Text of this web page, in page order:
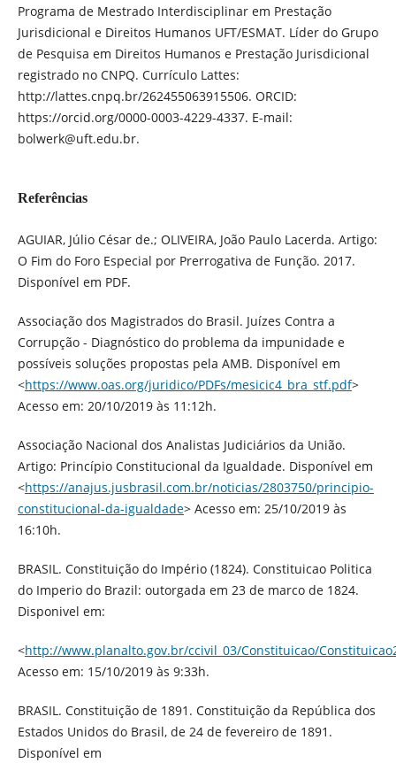
Programa de Mestrado Interdisciplinar em Prestação
Jurisdicional e Direitos Humanos UFT/ESMAT. Líder do Grupo
de Pesquisa em Direitos Humanos e Prestação Jurisdicional
registrado no CNPQ. Currículo Lattes:
http://lattes.cnpq.br/262455063915506. ORCID:
https://orcid.org/0000-0003-4229-4337. E-mail:
bolwerk@uft.edu.br.
Referências
AGUIAR, Júlio César de.; OLIVEIRA, João Paulo Lacerda. Artigo:
O Fim do Foro Especial por Prerrogativa de Função. 2017.
Disponível em PDF.
Associação dos Magistrados do Brasil. Juízes Contra a
Corrupção - Diagnóstico do problema da impunidade e
possíveis soluções propostas pela AMB. Disponível em
<https://www.oas.org/juridico/PDFs/mesicic4_bra_stf.pdf>
Acesso em: 20/10/2019 às 11:12h.
Associação Nacional dos Analistas Judiciários da União.
Artigo: Princípio Constitucional da Igualdade. Disponível em
<https://anajus.jusbrasil.com.br/noticias/2803750/principio-
constitucional-da-igualdade> Acesso em: 25/10/2019 às
16:10h.
BRASIL. Constituição do Império (1824). Constituicao Politica
do Imperio do Brazil: outorgada em 23 de marco de 1824.
Disponivel em:
<http://www.planalto.gov.br/ccivil_03/Constituicao/
Acesso em: 15/10/2019 às 9:33h.
BRASIL. Constituição de 1891. Constituição da República dos
Estados Unidos do Brasil, de 24 de fevereiro de 1891.
Disponível em